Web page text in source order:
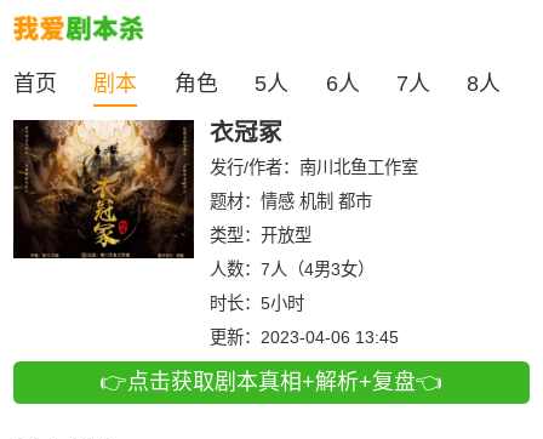
首页 剧本 角色 5人 6人 7人 8人
衣冠冢
发行/作者： 南川北鱼工作室
题材：情感 机制 都市
类型： 开放型
人数： 7人（4男3女）
时长： 5小时
更新： 2023-04-06 13:45
👉点击获取剧本真相+解析+复盘👈